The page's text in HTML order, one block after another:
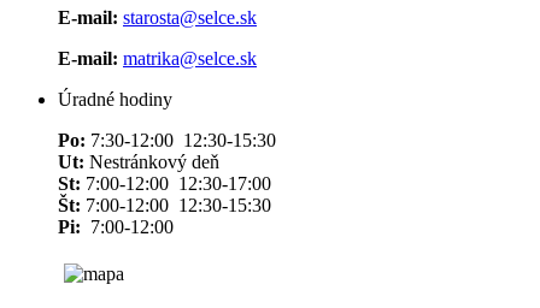
E-mail: starosta@selce.sk
E-mail: matrika@selce.sk
Úradné hodiny
Po: 7:30-12:00 12:30-15:30
Ut: Nestránkový deň
St: 7:00-12:00 12:30-17:00
Št: 7:00-12:00 12:30-15:30
Pi: 7:00-12:00